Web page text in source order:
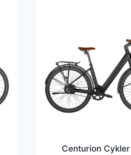
Centurion Cykler